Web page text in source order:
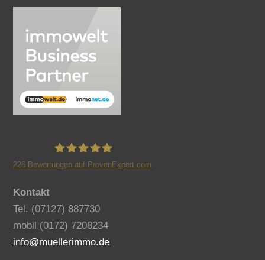
226 Bewertungen auf ProvenExpert.com
Kontakt
Tel. (07127) 887730
mobil (0172) 7208234
info@muellerimmo.de